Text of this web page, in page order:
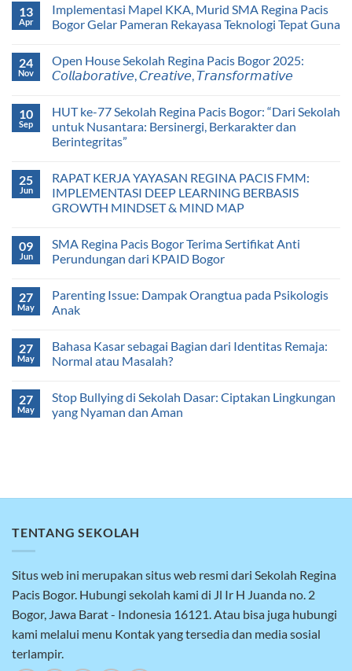
13
Apr
Implementasi Mapel KKA, Murid SMA Regina Pacis
Bogor Gelar Pameran Rekayasa Teknologi Tepat Guna
24
Nov
Open House Sekolah Regina Pacis Bogor 2025:
𝘊𝘰𝘭𝘭𝘢𝘣𝘰𝘳𝘢𝘵𝘪𝘷𝘦, 𝘊𝘳𝘦𝘢𝘵𝘪𝘷𝘦, 𝘛𝘳𝘢𝘯𝘴𝘧𝘰𝘳𝘮𝘢𝘵𝘪𝘷𝘦
10
Sep
HUT ke-77 Sekolah Regina Pacis Bogor: “Dari Sekolah
untuk Nusantara: Bersinergi, Berkarakter dan
Berintegritas”
25
Jun
RAPAT KERJA YAYASAN REGINA PACIS FMM:
IMPLEMENTASI DEEP LEARNING BERBASIS
GROWTH MINDSET & MIND MAP
09
Jun
SMA Regina Pacis Bogor Terima Sertifikat Anti
Perundungan dari KPAID Bogor
27
May
Parenting Issue: Dampak Orangtua pada Psikologis
Anak
27
May
Bahasa Kasar sebagai Bagian dari Identitas Remaja:
Normal atau Masalah?
27
May
Stop Bullying di Sekolah Dasar: Ciptakan Lingkungan
yang Nyaman dan Aman
TENTANG SEKOLAH
Situs web ini merupakan situs web resmi dari Sekolah Regina
Pacis Bogor. Hubungi sekolah kami di Jl Ir H Juanda no. 2
Bogor, Jawa Barat - Indonesia 16121. Atau bisa juga hubungi
kami melalui menu Kontak yang tersedia dan media sosial
terlampir.